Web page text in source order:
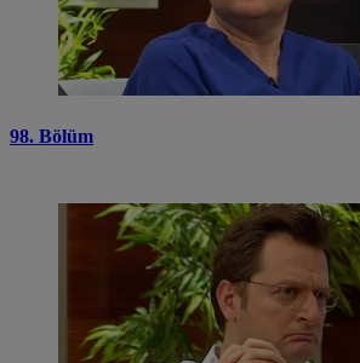
98. Bölüm